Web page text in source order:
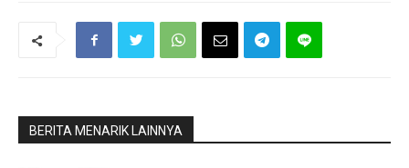
BERITA MENARIK LAINNYA